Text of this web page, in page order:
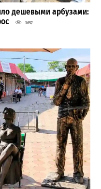
дешевыми арбузами:
3657